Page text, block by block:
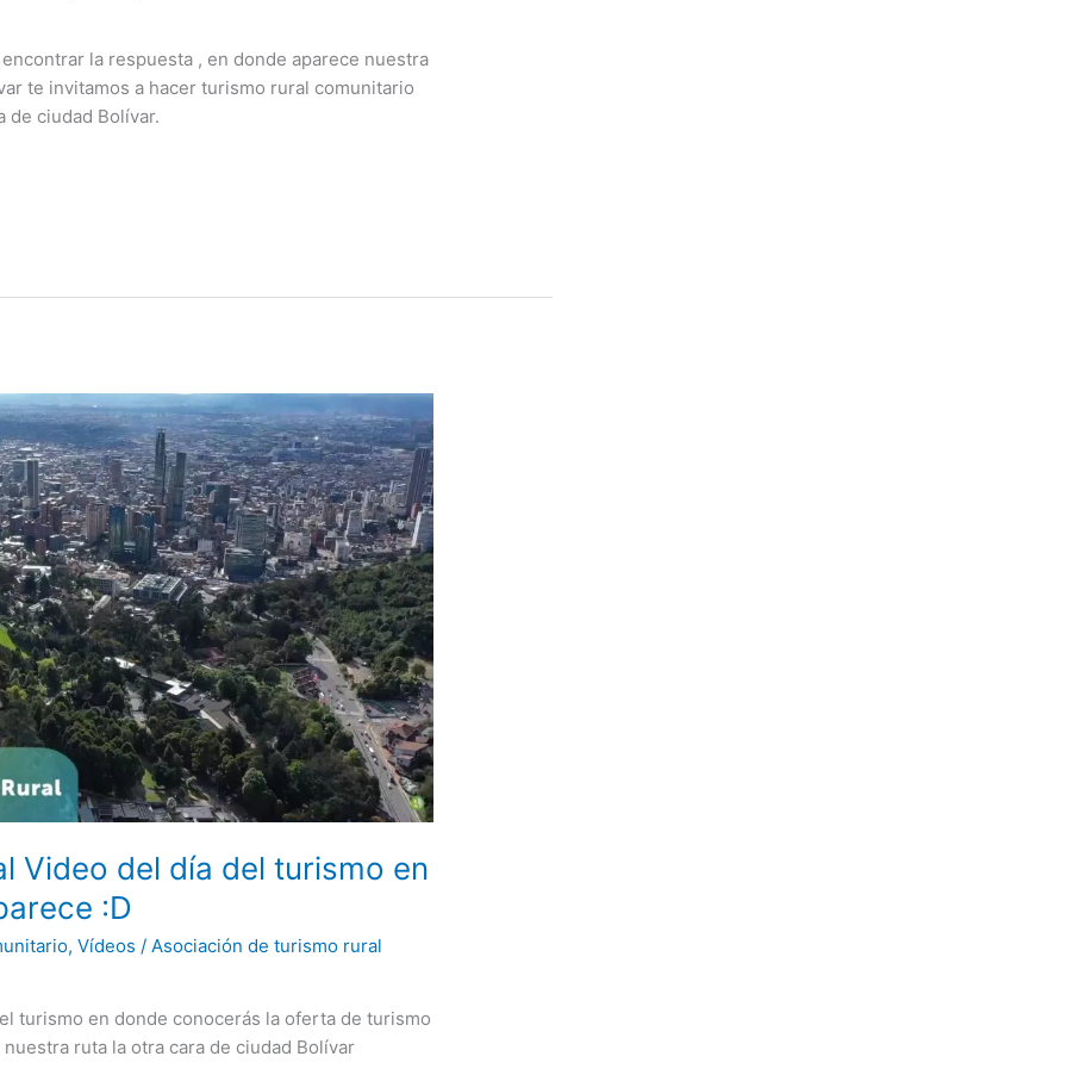
la respuesta , en donde aparece nuestra
te invitamos a hacer turismo rural comunitario
de ciudad Bolívar.
Video del día del turismo en
:D
,Vídeos /Asociación de turismo rural
turismo en donde conocerás la oferta de turismo
ruta la otra cara de ciudad Bolívar